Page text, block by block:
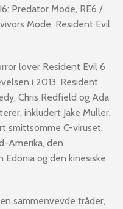
Predator Mode, RE6 /
Mode, Resident Evil
lover Resident Evil 6
i 2013. Resident
Chris Redfield og Ada
inkludert Jake Muller,
smittsomme C-viruset,
Amerika, den
Edonia og den kinesiske
sammenvevde tråder,